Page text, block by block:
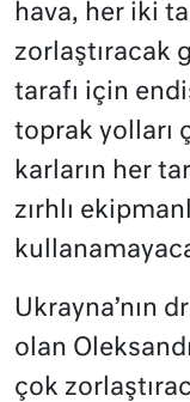
hava, her iki
zorlaştıracak
tarafı için
toprak yolları
karların her
zırhlı
Ukrayna’nın
olan
çok